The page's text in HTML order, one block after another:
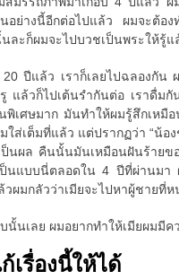
นอย่างนี้อีกต่อไปแล้ว ผมจะต้อ
ละก็ผมจะไปบวชเป็นพระให้รู้แ
ปีแล้ว เราก็เลยไปฉลองกั
แล้วก็ไปเต้นรำกันต่อ เราดื่ม
พิเศษมาก มันทำให้ผมรู้สึกเหมื
ใส่เต็มที่แล้ว แต่ปรากฏว่า “น้
ป็นผล คืนนั้นมันเหมือนฝันร้ายข
นแบบนี่ตลอดใน 4 ปีที่ผ่านมา
ผมกลัวว่าเมียจะไปหาผู้ชายที่ห
นั้นเลย ผมอยากทำให้เมียผมมีค
เรื่องนี้ให้ได้